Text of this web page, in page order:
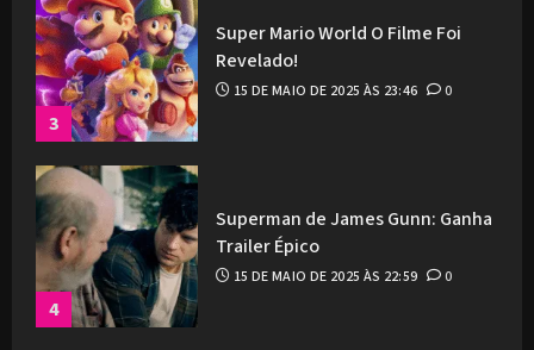
3
Super Mario World O Filme Foi
Revelado!
15 DE MAIO DE 2025 ÀS 23:46 0
4
Superman de James Gunn: Ganha
Trailer Épico
15 DE MAIO DE 2025 ÀS 22:59 0